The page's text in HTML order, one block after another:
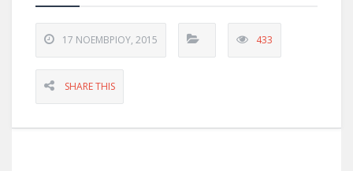
17 ΝΟΕΜΒΡΊΟΥ, 2015 433
SHARE THIS